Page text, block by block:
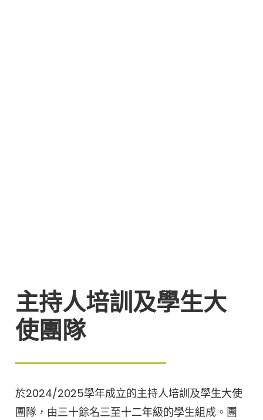
主持人培訓及學生大
使團隊
於2024/2025學年成立的主持人培訓及學生大使
團隊，由三十餘名三至十二年級的學生組成。團